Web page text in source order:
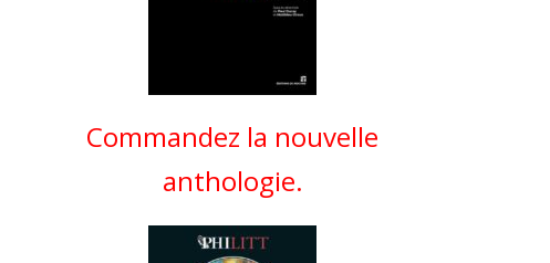
Commandez la nouvelle
anthologie.